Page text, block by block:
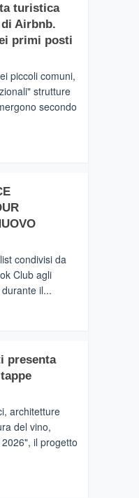
turistica
Airbnb.
primi posti
piccoli comuni,
strutture
secondo
condivisi da
Club agli
il...
presenta
architetture
del vino,
il progetto